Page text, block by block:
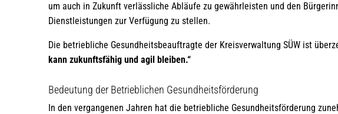
um auch in Zukunft verlässliche Abläufe zu gewährleisten und den
Dienstleistungen zur Verfügung zu stellen.
Die betriebliche Gesundheitsbeauftragte der Kreisverwaltung SÜW ist
kann zukunftsfähig und agil bleiben.“
Bedeutung der Betrieblichen Gesundheitsförderung
In den vergangenen Jahren hat die betriebliche Gesundheitsförderung